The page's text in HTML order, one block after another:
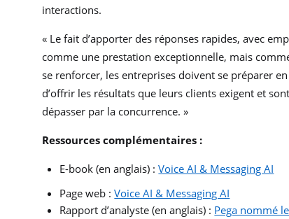
interactions.
« Le fait d’apporter des réponses rapides, avec
comme une prestation exceptionnelle, mais
se renforcer, les entreprises doivent se préparer
d’offrir les résultats que leurs clients exigent et
dépasser par la concurrence. »
Ressources complémentaires :
E-book (en anglais) :Voice AI & Messaging AI
Page web :Voice AI & Messaging AI
Rapport d’analyste (en anglais) : Pega nommé